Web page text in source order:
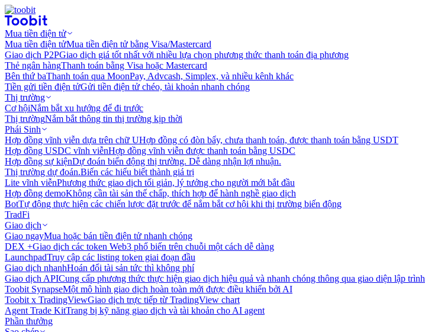
Mua tiền điện tử
Mua tiền điện tửMua tiền điện tử bằng Visa/Mastercard
Giao dịch P2PGiao dịch giá tốt nhất với nhiều lựa chọn phương thức thanh toán địa phương
Thẻ ngân hàngThanh toán bằng Visa hoặc Mastercard
Bên thứ baThanh toán qua MoonPay, Advcash, Simplex, và nhiều kênh khác
Tiền gửi tiền điện tửGửi tiền điện tử chéo, tài khoản nhanh chóng
Thị trường
Cơ hộiNắm bắt xu hướng để đi trước
Thị trườngNắm bắt thông tin thị trường kịp thời
Phái Sinh
Hợp đồng vĩnh viễn dựa trên chữ UHợp đồng có đòn bẩy, chưa thanh toán, được thanh toán bằng USDT
Hợp đồng USDC vĩnh viễnHợp đồng vĩnh viễn được thanh toán bằng USDC
Hợp đồng sự kiệnDự đoán biến động thị trường. Dễ dàng nhận lợi nhuận.
Thị trường dự đoán.Biến các hiểu biết thành giá trị
Lite vĩnh viễnPhương thức giao dịch tối giản, lý tưởng cho người mới bắt đầu
Hợp đồng demoKhông cần tài sản thế chấp, thích hợp để hành nghề giao dịch
BotTự động thực hiện các chiến lược đặt trước để nắm bắt cơ hội khi thị trường biến động
TradFi
Giao dịch
Giao ngayMua hoặc bán tiền điện tử nhanh chóng
DEX +Giao dịch các token Web3 phổ biến trên chuỗi một cách dễ dàng
LaunchpadTruy cập các listing token giai đoạn đầu
Giao dịch nhanhHoán đổi tài sản tức thì không phí
Giao dịch APICung cấp phương thức thực hiện giao dịch hiệu quả và nhanh chóng thông qua giao diện lập trình
Toobit SynapseMột mô hình giao dịch hoàn toàn mới được điều khiển bởi AI
Toobit x TradingViewGiao dịch trực tiếp từ TradingView chart
Agent Trade KitTrang bị kỹ năng giao dịch và tài khoản cho AI agent
Phần thưởng